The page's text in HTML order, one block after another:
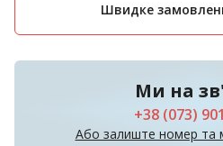
Швидке
Ми на
+38 (073)
Або залиште номер та